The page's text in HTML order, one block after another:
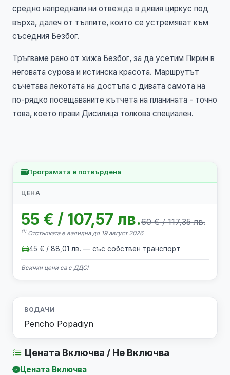
средно напреднали ни отвежда в дивия циркус под
върха, далеч от тълпите, които се устремяват към
съседния Безбог.
Тръгваме рано от хижа Безбог, за да усетим Пирин в
неговата сурова и истинска красота. Маршрутът
съчетава лекотата на достъпа с дивата самота на
по-рядко посещаваните кътчета на планината - точно
това, което прави Дисилица толкова специален.
Програмата е потвърдена
ЦЕНА
55 € / 107,57 лв.60 € / 117,35 лв.
(1)Отстъпката е валидна до 19 август 2026
45 € / 88,01 лв. — със собствен транспорт
Всички цени са с ДДС!
ВОДАЧИ
Pencho Popadiyn
Цената Включва / Не Включва
Цената Включва